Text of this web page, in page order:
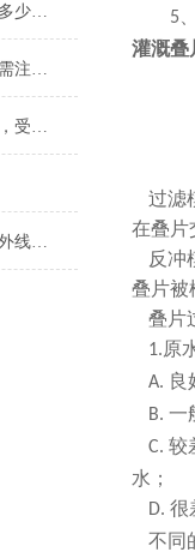
全自动过滤器的过滤精度是多少，不知道的请看这里！
全自动过滤器在日常保养中需注意的三大问题
全自动过滤器过滤效果突出，受到污水处理厂的青睐
上海鹭加环保对处理水的紫外线和臭氧灭菌技术
5
灌溉叠
过滤
在叠片
反冲
叠片被
叠片
1.原
A. 良
B. 一
C. 较
水；
D. 很
不同